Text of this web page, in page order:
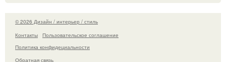
© 2026 Дизайн / интерьер / стиль
Контакты
Пользовательское соглашение
Политика конфидециальности
Обратная связь